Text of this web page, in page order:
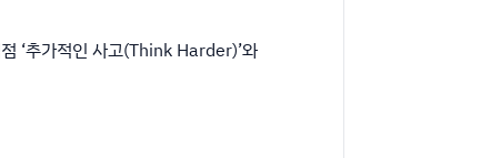
‘추가적인 사고(Think Harder)’와